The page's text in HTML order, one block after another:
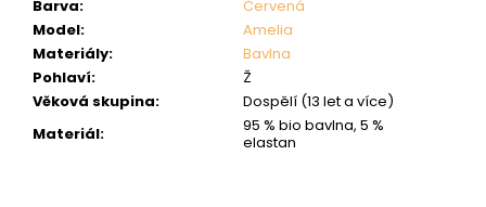
Barva:
Červená
Model:
Amelia
Materiály:
Bavlna
Pohlaví:
Ž
Věková skupina:
Dospělí (13 let a více)
Materiál:
95 % bio bavlna, 5 %
elastan